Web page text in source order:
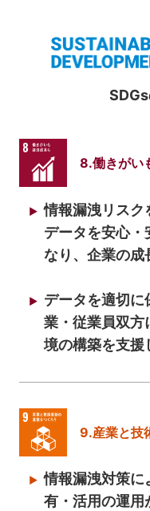
8.働きがい
情報漏洩リスク
データを安心・
なり、企業の成
データを適切
業・従業員双方
境の構築を支援
9.産業と技
情報漏洩対策に
有・活用の運用